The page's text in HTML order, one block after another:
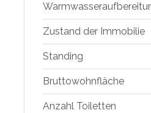
Zustand der Immobilie
Standing
Bruttowohnfläche
Anzahl Toiletten